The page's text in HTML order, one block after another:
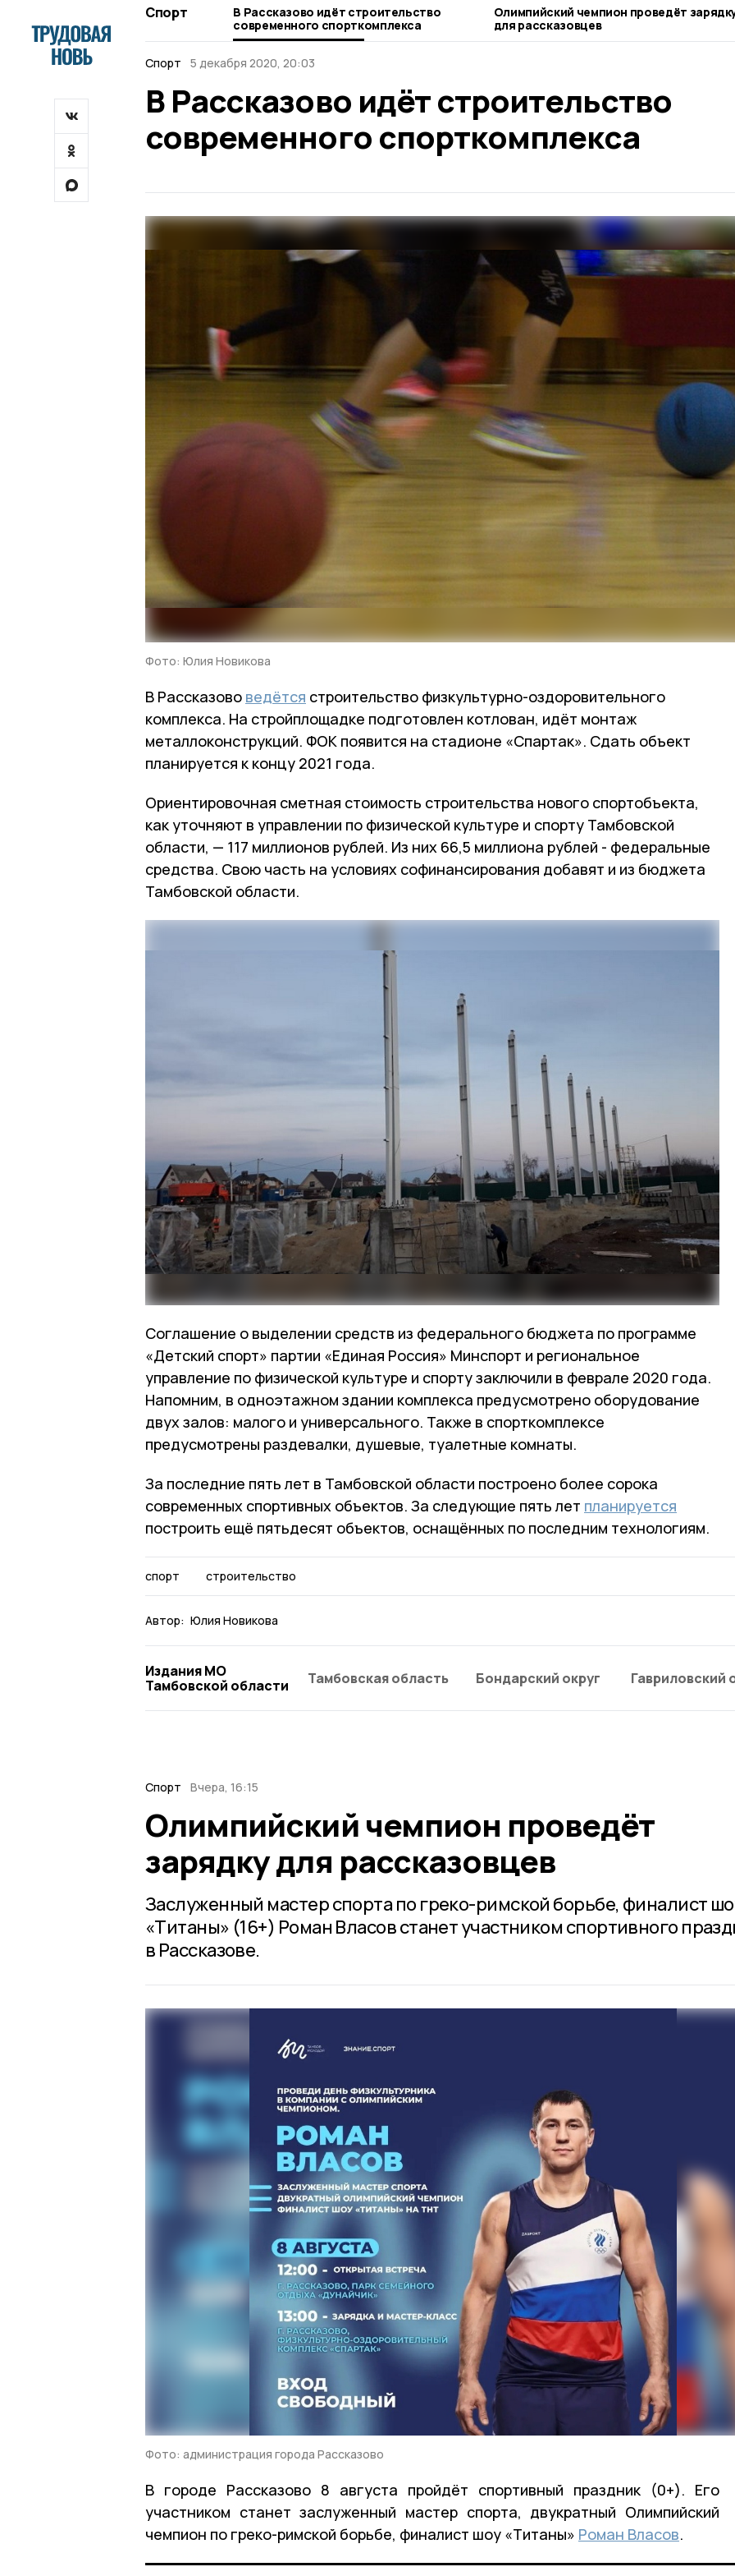
Спорт
В Рассказово идёт строительство
современного спорткомплекса
Олимпийский чемпион проведёт
для рассказовцев
Спорт
5 декабря 2020, 20:03
В Рассказово идёт строительство
современного спорткомплекса
Фото: Юлия Новикова
В Рассказово ведётся строительство физкультурно-оздоровительного
комплекса. На стройплощадке подготовлен котлован, идёт монтаж
металлоконструкций. ФОК появится на стадионе «Спартак». Сдать объект
планируется к концу 2021 года.
Ориентировочная сметная стоимость строительства нового спортобъекта,
как уточняют в управлении по физической культуре и спорту Тамбовской
области, — 117 миллионов рублей. Из них 66,5 миллиона рублей - федеральные
средства. Свою часть на условиях софинансирования добавят и из бюджета
Тамбовской области.
Соглашение о выделении средств из федерального бюджета по программе
«Детский спорт» партии «Единая Россия» Минспорт и региональное
управление по физической культуре и спорту заключили в феврале 2020 года.
Напомним, в одноэтажном здании комплекса предусмотрено оборудование
двух залов: малого и универсального. Также в спорткомплексе
предусмотрены раздевалки, душевые, туалетные комнаты.
За последние пять лет в Тамбовской области построено более сорока
современных спортивных объектов. За следующие пять лет планируется
построить ещё пятьдесят объектов, оснащённых по последним технологиям.
спорт строительство
Автор: Юлия Новикова
Издания МО
Тамбовской области
Тамбовская область Бондарский округ Гавриловский
Спорт Вчера, 16:15
Олимпийский чемпион проведёт
зарядку для рассказовцев
Заслуженный мастер спорта по греко-римской борьбе, финалист
«Титаны» (16+) Роман Власов станет участником спортивного
в Рассказове.
Фото: администрация города Рассказово
В городе Рассказово ​8 августа пройдёт спортивный праздник (0+). Его
участником станет заслуженный мастер спорта, двукратный Олимпийский
чемпион по греко-римской борьбе, финалист шоу «Титаны» Роман Власов.